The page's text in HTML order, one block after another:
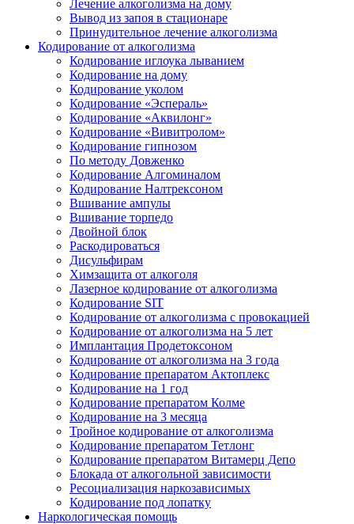
Лечение алкоголизма на дому
Вывод из запоя в стационаре
Принудительное лечение алкоголизма
Кодирование от алкоголизма
Кодирование иглоука лыванием
Кодирование на дому
Кодирование уколом
Кодирование «Эспераль»
Кодирование «Аквилонг»
Кодирование «Вивитролом»
Кодирование гипнозом
По методу Довженко
Кодирование Алгоминалом
Кодирование Налтрексоном
Вшивание ампулы
Вшивание торпедо
Двойной блок
Раскодироваться
Дисульфирам
Химзащита от алкоголя
Лазерное кодирование от алкоголизма
Кодирование SIT
Кодирование от алкоголизма с провокацией
Кодирование от алкоголизма на 5 лет
Имплантация Продетоксоном
Кодирование от алкоголизма на 3 года
Кодирование препаратом Актоплекс
Кодирование на 1 год
Кодирование препаратом Колме
Кодирование на 3 месяца
Тройное кодирование от алкоголизма
Кодирование препаратом Тетлонг
Кодирование препаратом Витамерц Депо
Блокада от алкогольной зависимости
Ресоциализация наркозависимых
Кодирование под лопатку
Наркологическая помощь